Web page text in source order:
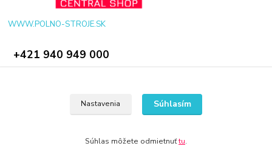
WWW.POLNO-STROJE.SK
+421 940 949 000
Nastavenia Súhlasím
Súhlas môžete odmietnuťtu.